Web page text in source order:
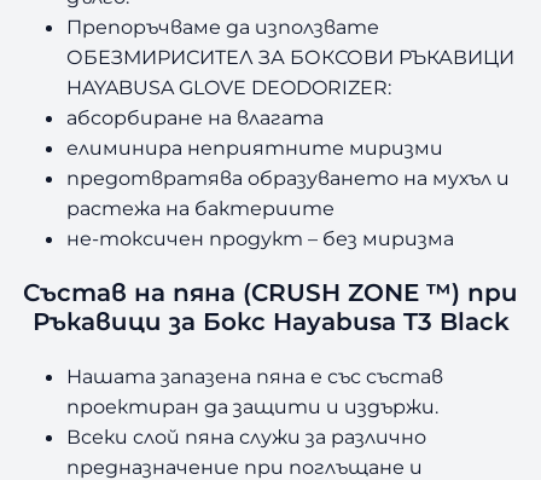
Препоръчваме да използвате
ОБЕЗМИРИСИТЕЛ ЗА БОКСОВИ РЪКАВИЦИ
HAYABUSA GLOVE DEODORIZER:
абсорбиране на влагата
елиминира неприятните миризми
предотвратява образуването на мухъл и
растежа на бактериите
не-токсичен продукт – без миризма
Състав на пяна (CRUSH ZONE ™) при
Ръкавици за Бокс Hayabusa T3 Black
Нашата запазена пяна е със състав
проектиран да защити и издържи.
Всеки слой пяна служи за различно
предназначение при поглъщане и